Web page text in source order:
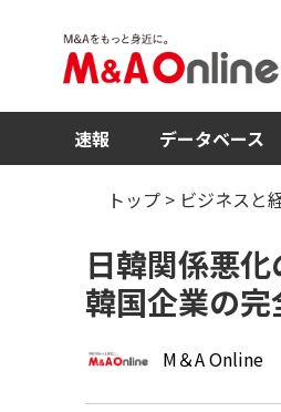
速報 データベース
トップ > ビジネスと
日韓関係悪
韓国企業の
M＆A Online